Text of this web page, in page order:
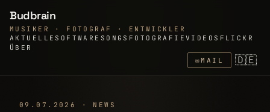
Budbrain
MUSIKER · FOTOGRAF · ENTWICKLER
AKTUELLE SOFTWARE SONGS FOTOGRAFIEVIDEOS FLICKR
ÜBER
✉MAIL 🇩🇪
09.07.2026 · NEWS